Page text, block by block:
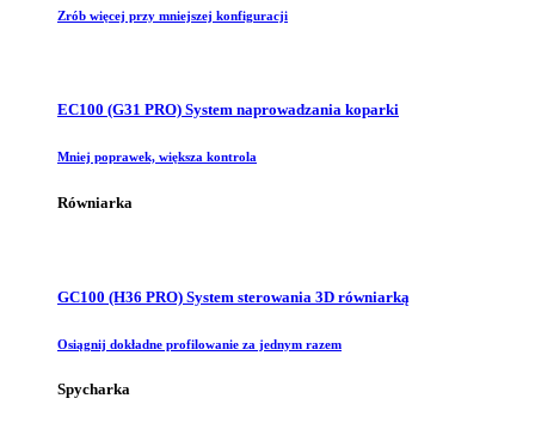
Zrób więcej przy mniejszej konfiguracji
EC100 (G31 PRO) System naprowadzania koparki
Mniej poprawek, większa kontrola
Równiarka
GC100 (H36 PRO) System sterowania 3D równiarką
Osiągnij dokładne profilowanie za jednym razem
Spycharka